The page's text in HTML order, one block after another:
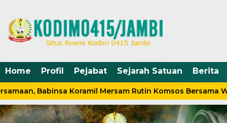
Home Profil Pejabat Sejarah Satuan Berita
Babinsa Koramil Mersam Rutin Komsos Bersama